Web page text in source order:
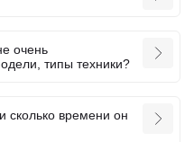
очень
типы техники?
сколько времени он